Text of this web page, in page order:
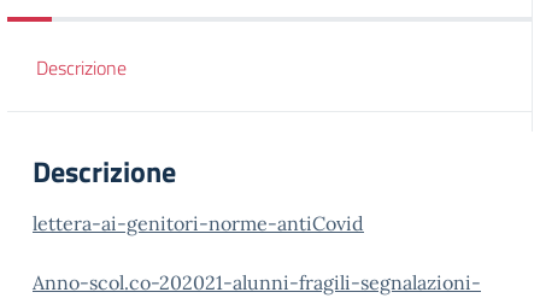
Descrizione
Descrizione
lettera-ai-genitori-norme-antiCovid
Anno-scol.co-202021-alunni-fragili-segnalazioni-